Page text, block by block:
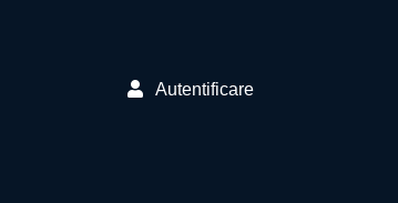
Autentificare